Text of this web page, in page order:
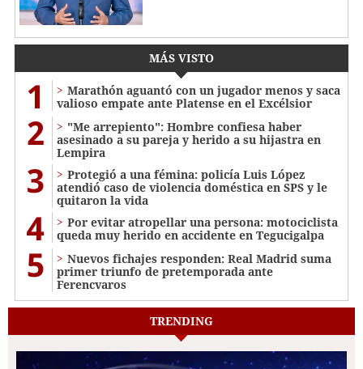
MÁS VISTO
1
Marathón aguantó con un jugador menos y saca
valioso empate ante Platense en el Excélsior
2
"Me arrepiento": Hombre confiesa haber
asesinado a su pareja y herido a su hijastra en
Lempira
3
Protegió a una fémina: policía Luis López
atendió caso de violencia doméstica en SPS y le
quitaron la vida
4
Por evitar atropellar una persona: motociclista
queda muy herido en accidente en Tegucigalpa
5
Nuevos fichajes responden: Real Madrid suma
primer triunfo de pretemporada ante
Ferencvaros
TRENDING